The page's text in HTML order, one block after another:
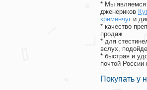
* Мы являемся
дженериков
кременчуг и
* качество
продаж
* для
вслух,
* быстрая и
почтой
Покупать у